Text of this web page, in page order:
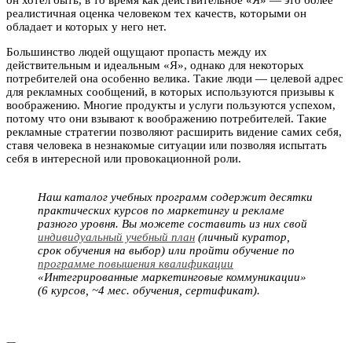
реалистичная оценка человеком тех качеств, которыми он
обладает и которых у него нет.
Большинство людей ощущают пропасть между их
действительным и идеальным «Я», однако для некоторых
потребителей она особенно велика. Такие люди — целевой адрес
для рекламных сообщений, в которых используются призывы к
воображению. Многие продукты и услуги пользуются успехом,
потому что они взывают к воображению потребителей. Такие
рекламные стратегии позволяют расширить видение самих себя,
ставя человека в незнакомые ситуации или позволяя испытать
себя в интересной или провокационной роли.
Наш каталог учебных программ содержит десятки
практических курсов по маркетингу и рекламе
разного уровня. Вы можете составить из них свой
индивидуальный учебный план (личный куратор,
срок обучения на выбор) или пройти обучение по
программе повышения квалификации
«Интегрированные маркетинговые коммуникации»
(6 курсов, ~4 мес. обучения, сертификат).